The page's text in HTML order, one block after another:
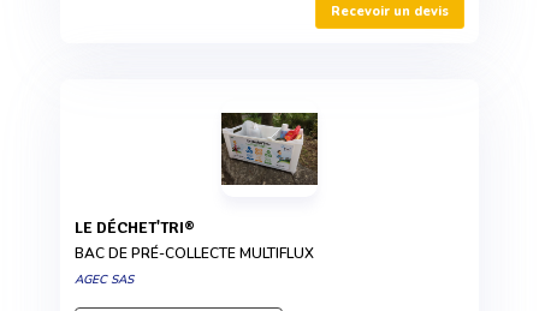
Recevoir un devis
LE DÉCHET'TRI®
BAC DE PRÉ-COLLECTE MULTIFLUX
AGEC SAS